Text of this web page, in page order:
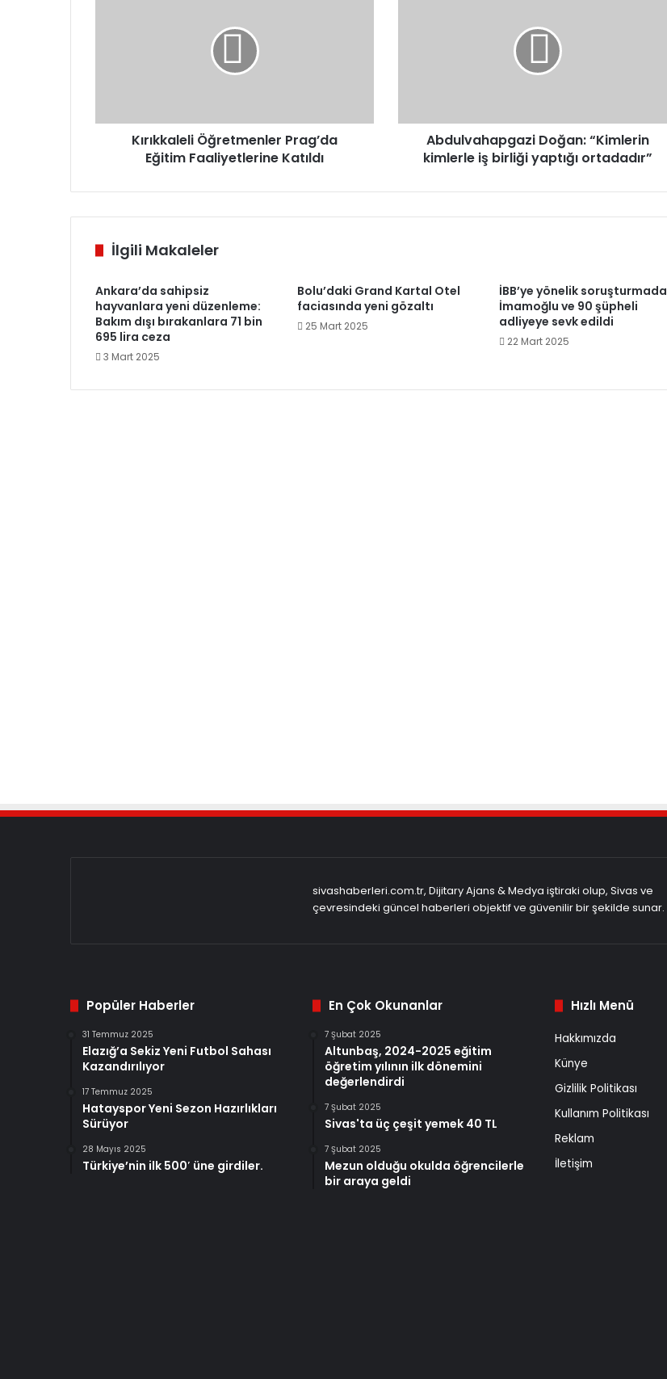
Kırıkkaleli Öğretmenler Prag’da
Eğitim Faaliyetlerine Katıldı
Abdulvahapgazi Doğan: “Kimlerin
kimlerle iş birliği yaptığı ortadadır”
İlgili Makaleler
Ankara’da sahipsiz
hayvanlara yeni düzenleme:
Bakım dışı bırakanlara 71 bin
695 lira ceza
3 Mart 2025
Bolu’daki Grand Kartal Otel
faciasında yeni gözaltı
25 Mart 2025
İBB’ye yönelik soruşturmada
İmamoğlu ve 90 şüpheli
adliyeye sevk edildi
22 Mart 2025
sivashaberleri.com.tr, Dijitary Ajans & Medya iştiraki olup, Sivas ve
çevresindeki güncel haberleri objektif ve güvenilir bir şekilde sunar.
Popüler Haberler
31 Temmuz 2025
Elazığ’a Sekiz Yeni Futbol Sahası
Kazandırılıyor
17 Temmuz 2025
Hatayspor Yeni Sezon Hazırlıkları
Sürüyor
28 Mayıs 2025
Türkiye’nin ilk 500′ üne girdiler.
En Çok Okunanlar
7 Şubat 2025
Altunbaş, 2024-2025 eğitim
öğretim yılının ilk dönemini
değerlendirdi
7 Şubat 2025
Sivas'ta üç çeşit yemek 40 TL
7 Şubat 2025
Mezun olduğu okulda öğrencilerle
bir araya geldi
Hızlı Menü
Hakkımızda
Künye
Gizlilik Politikası
Kullanım Politikası
Reklam
İletişim